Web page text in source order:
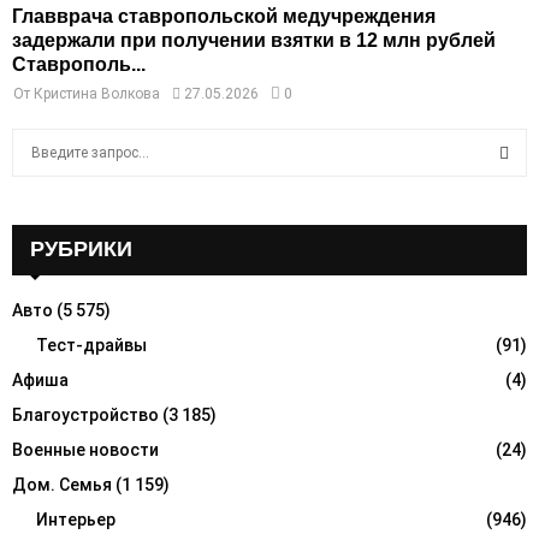
Главврача ставропольской медучреждения
задержали при получении взятки в 12 млн рублей
Ставрополь...
От Кристина Волкова 27.05.2026 0
o
R
C
H
РУБРИКИ
Авто (5 575)
Тест-драйвы
(91)
Афиша
(4)
Благоустройство (3 185)
Военные новости
(24)
Дом. Семья (1 159)
Интерьер
(946)